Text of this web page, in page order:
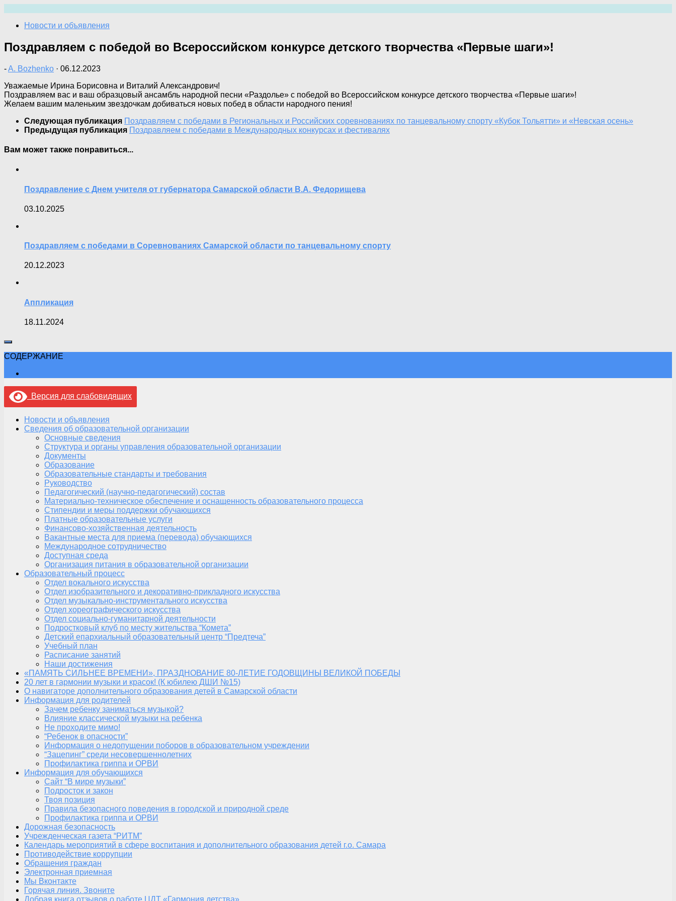
содержимому
Новости и объявления
Поздравляем с победой во Всероссийском конкурсе детского творчества «Первые шаги»!
-A. Bozhenko · 06.12.2023
Уважаемые Ирина Борисовна и Виталий Александрович!
Поздравляем вас и ваш образцовый ансамбль народной песни «Раздолье» с победой во Всероссийском конкурсе детского творчества «Первые шаги»!
Желаем вашим маленьким звездочкам добиваться новых побед в области народного пения!
Следующая публикация Поздравляем с победами в Региональных и Российских соревнованиях по танцевальному спорту «Кубок Тольятти» и «Невская осень»
Предыдущая публикация Поздравляем с победами в Международных конкурсах и фестивалях
Вам может также понравиться...
Поздравление с Днем учителя от губернатора Самарской области В.А. Федорищева
03.10.2025
Поздравляем с победами в Соревнованиях Самарской области по танцевальному спорту
20.12.2023
Аппликация
18.11.2024
СОДЕРЖАНИЕ
Версия для слабовидящих
Новости и объявления
Сведения об образовательной организации
Основные сведения
Структура и органы управления образовательной организации
Документы
Образование
Образовательные стандарты и требования
Руководство
Педагогический (научно-педагогический) состав
Материально-техническое обеспечение и оснащенность образовательного процесса
Стипендии и меры поддержки обучающихся
Платные образовательные услуги
Финансово-хозяйственная деятельность
Вакантные места для приема (перевода) обучающихся
Международное сотрудничество
Доступная среда
Организация питания в образовательной организации
Образовательный процесс
Отдел вокального искусства
Отдел изобразительного и декоративно-прикладного искусства
Отдел музыкально-инструментального искусства
Отдел хореографического искусства
Отдел социально-гуманитарной деятельности
Подростковый клуб по месту жительства “Комета”
Детский епархиальный образовательный центр “Предтеча”
Учебный план
Расписание занятий
Наши достижения
«ПАМЯТЬ СИЛЬНЕЕ ВРЕМЕНИ», ПРАЗДНОВАНИЕ 80-ЛЕТИЕ ГОДОВЩИНЫ ВЕЛИКОЙ ПОБЕДЫ
20 лет в гармонии музыки и красок! (К юбилею ДШИ №15)
О навигаторе дополнительного образования детей в Самарской области
Информация для родителей
Зачем ребенку заниматься музыкой?
Влияние классической музыки на ребенка
Не проходите мимо!
“Ребенок в опасности”
Информация о недопущении поборов в образовательном учреждении
“Зацепинг” среди несовершеннолетних
Профилактика гриппа и ОРВИ
Информация для обучающихся
Сайт “В мире музыки”
Подросток и закон
Твоя позиция
Правила безопасного поведения в городской и природной среде
Профилактика гриппа и ОРВИ
Дорожная безопасность
Учрежденческая газета “РИТМ”
Календарь мероприятий в сфере воспитания и дополнительного образования детей г.о. Самара
Противодействие коррупции
Обращения граждан
Электронная приемная
Мы Вконтакте
Горячая линия. Звоните
Добрая книга отзывов о работе ЦДТ «Гармония детства»